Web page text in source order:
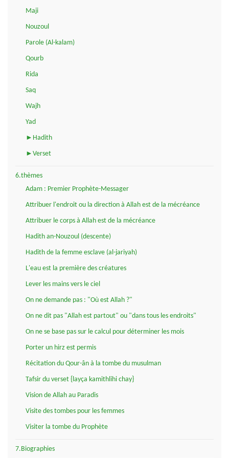
Maji
Nouzoul
Parole (Al-kalam)
Qourb
Rida
Saq
Wajh
Yad
►Hadith
►Verset
6.thèmes
Adam : Premier Prophète-Messager
Attribuer l'endroit ou la direction à Allah est de la mécréance
Attribuer le corps à Allah est de la mécréance
Hadith an-Nouzoul (descente)
Hadith de la femme esclave (al-jariyah)
L'eau est la première des créatures
Lever les mains vers le ciel
On ne demande pas : "Où est Allah ?"
On ne dit pas "Allah est partout" ou "dans tous les endroits"
On ne se base pas sur le calcul pour déterminer les mois
Porter un hirz est permis
Récitation du Qour-ân à la tombe du musulman
Tafsir du verset {layça kamithlihi chay}
Vision de Allah au Paradis
Visite des tombes pour les femmes
Visiter la tombe du Prophète
7.Biographies